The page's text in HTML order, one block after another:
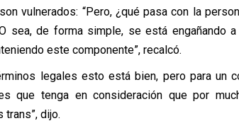
vulnerados: “Pero, ¿qué pasa con la
sea, de forma simple, se está engañando a
este componente”, recalcó.
legales esto está bien, pero para un
que tenga en consideración que por
trans”, dijo.